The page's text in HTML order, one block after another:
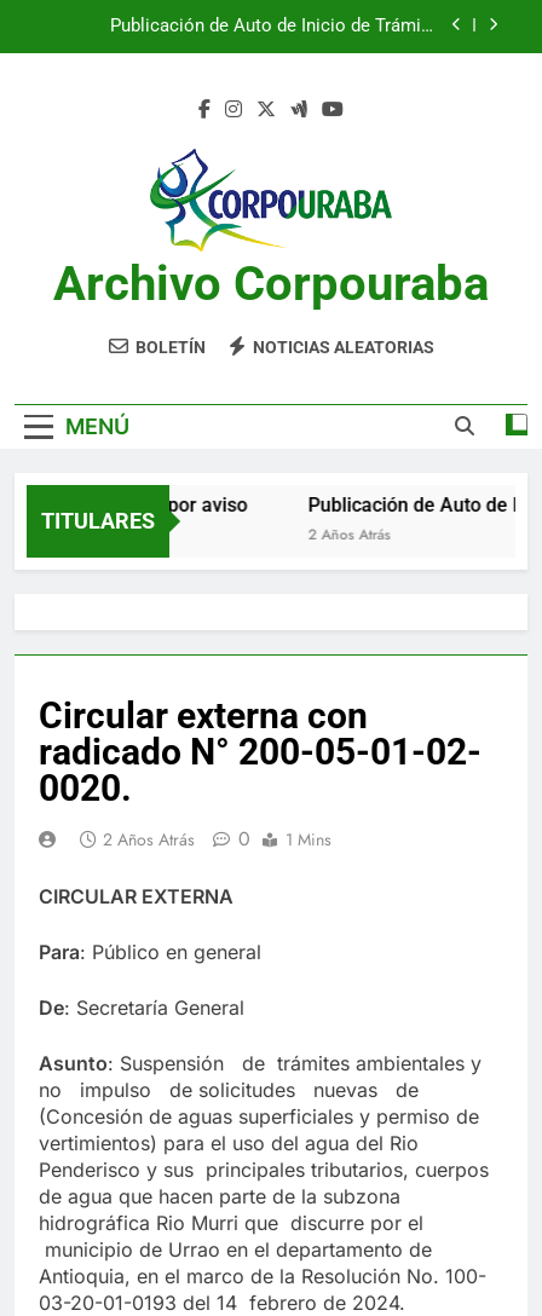
Publicación de Auto de Inicio de Trámite
Notificación por aviso
Publicación de Auto de Inicio de Trámite
Publicación de Auto de Inicio de Trámite
CITACIONES
Archivo Corpouraba
BOLETÍN NOTICIAS ALEATORIAS
MENÚ
TITULARES
Notificación por aviso
2 Años Atrás
Publicación de Auto de
2 Años Atrás
Circular externa con
radicado N° 200-05-01-02-
0020.
2 Años Atrás 0 1 Mins
CIRCULAR EXTERNA
Para: Público en general
De: Secretaría General
Asunto: Suspensión de trámites ambientales y
no impulso de solicitudes nuevas de
(Concesión de aguas superficiales y permiso de
vertimientos) para el uso del agua del Rio
Penderisco y sus principales tributarios, cuerpos
de agua que hacen parte de la subzona
hidrográfica Rio Murri que discurre por el
municipio de Urrao en el departamento de
Antioquia, en el marco de la Resolución No. 100-
03-20-01-0193 del 14 febrero de 2024.